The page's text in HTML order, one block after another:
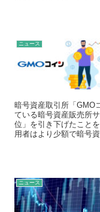
ニュース
暗号資産取引所「GMO
ている暗号資産販売所
位」を引き下げたこと
用者はより少額で暗号
ニュース